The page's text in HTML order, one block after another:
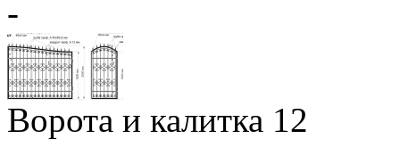
-
Ворота и калитка 12